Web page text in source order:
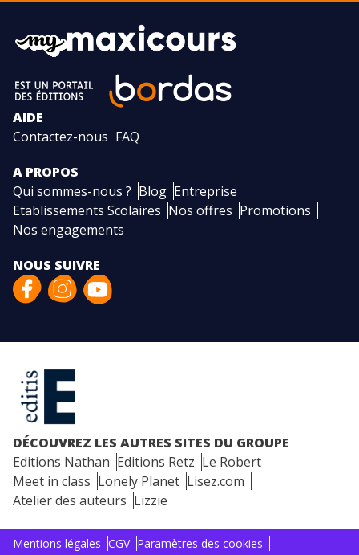
AIDE
Contactez-nous FAQ
A PROPOS
Qui sommes-nous ? Blog Entreprise
Etablissements Scolaires Nos offres Promotions
Nos engagements
NOUS SUIVRE
DÉCOUVREZ LES AUTRES SITES DU GROUPE
Editions Nathan Editions Retz Le Robert
Meet in class Lonely Planet Lisez.com
Atelier des auteurs Lizzie
Mentions légales CGV Paramètres des cookies